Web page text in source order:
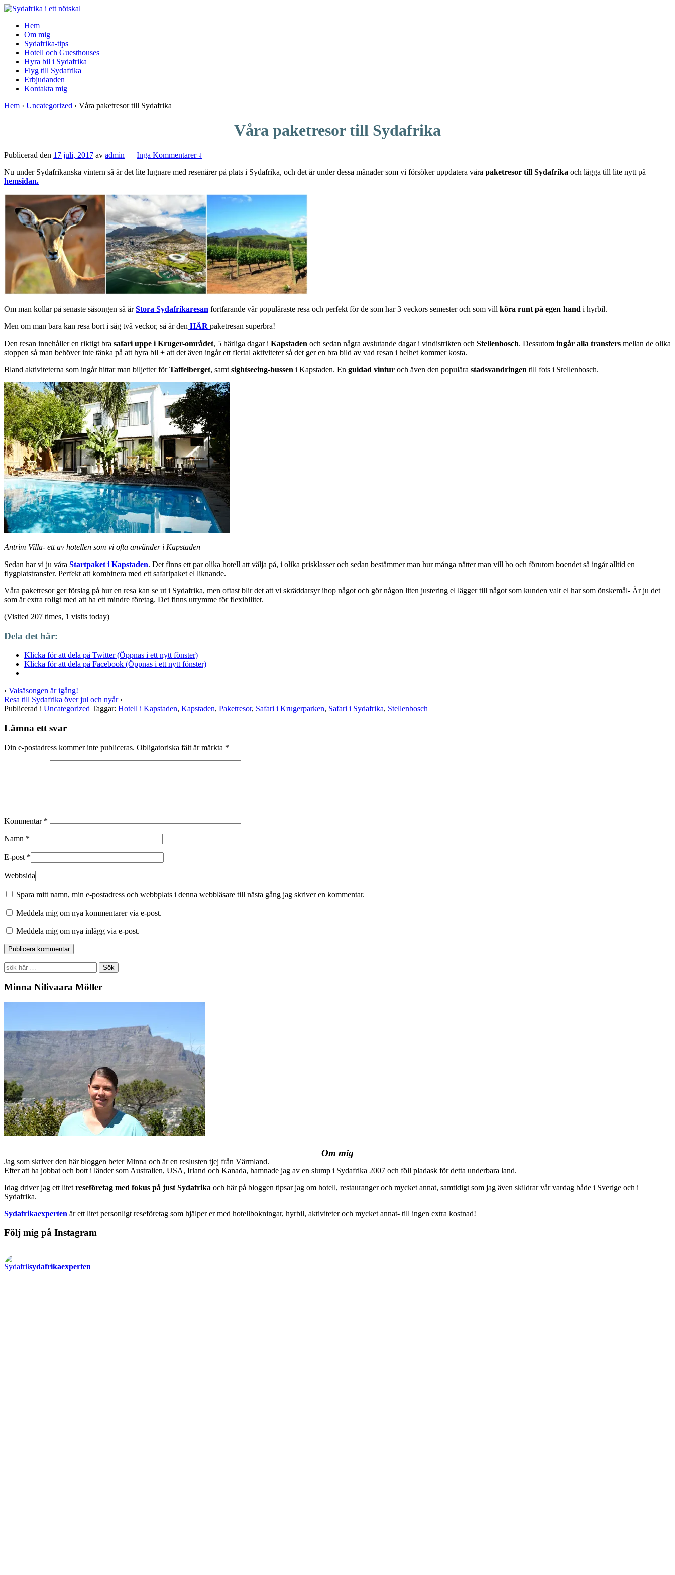
↓
Main
Content
Hem
Om mig
Sydafrika-tips
Hotell och Guesthouses
Hyra bil i Sydafrika
Flyg till Sydafrika
Erbjudanden
Kontakta mig
Hem › Uncategorized › Våra paketresor till Sydafrika
Våra paketresor till Sydafrika
Publicerad den 17 juli, 2017 av admin — Inga Kommentarer ↓
Nu under Sydafrikanska vintern så är det lite lugnare med resenärer på plats i Sydafrika, och det är under dessa månader som vi försöker uppdatera våra paketresor till Sydafrika och lägga till lite nytt på
hemsidan.
Om man kollar på senaste säsongen så ärStora Sydafrikaresan fortfarande vår populäraste resa och perfekt för de som har 3 veckors semester och som vill köra runt på egen hand i hyrbil.
Men om man bara kan resa bort i säg två veckor, så är den HÄR paketresan superbra!
Den resan innehåller en riktigt bra safari uppe i Kruger-området, 5 härliga dagar i Kapstaden och sedan några avslutande dagar i vindistrikten och Stellenbosch. Dessutom ingår alla transfers mellan de olika
stoppen så man behöver inte tänka på att hyra bil + att det även ingår ett flertal aktiviteter så det ger en bra bild av vad resan i helhet kommer kosta.
Bland aktiviteterna som ingår hittar man biljetter förTaffelberget, samt sightseeing-bussen i Kapstaden. En guidad vintur och även den populära stadsvandringen till fots i Stellenbosch.
Antrim Villa- ett av hotellen som vi ofta använder i Kapstaden
Sedan har vi ju våra Startpaket i Kapstaden. Det finns ett par olika hotell att välja på, i olika prisklasser och sedan bestämmer man hur många nätter man vill bo och förutom boendet så ingår alltid en
flygplatstransfer. Perfekt att kombinera med ett safaripaket el liknande.
Våra paketresor ger förslag på hur en resa kan se ut i Sydafrika, men oftast blir det att vi skräddarsyr ihop något och gör någon liten justering el lägger till något som kunden valt el har som önskemål- Är ju det
som är extra roligt med att ha ett mindre företag. Det finns utrymme för flexibilitet.
(Visited 207 times, 1 visits today)
Dela det här:
Klicka för att dela på Twitter (Öppnas i ett nytt fönster)
Klicka för att dela på Facebook (Öppnas i ett nytt fönster)
‹ Valsäsongen är igång!
Resa till Sydafrika över jul och nyår›
Publicerad i Uncategorized Taggar: Hotell i Kapstaden, Kapstaden, Paketresor, Safari i Krugerparken, Safari i Sydafrika, Stellenbosch
Lämna ett svar
Din e-postadress kommer inte publiceras. Obligatoriska fält är märkta *
Kommentar *
Namn *
E-post *
Webbsida
Spara mitt namn, min e-postadress och webbplats i denna webbläsare till nästa gång jag skriver en kommentar.
Meddela mig om nya kommentarer via e-post.
Meddela mig om nya inlägg via e-post.
Search
for:
Minna Nilivaara Möller
Om mig
Jag som skriver den här bloggen heter Minna och är en reslusten tjej från Värmland.
Efter att ha jobbat och bott i länder som Australien, USA, Irland och Kanada, hamnade jag av en slump i Sydafrika 2007 och föll pladask för detta underbara land.
Idag driver jag ett litet reseföretag med fokus på just Sydafrika och här på bloggen tipsar jag om hotell, restauranger och mycket annat, samtidigt som jag även skildrar vår vardag både i Sverige och i
Sydafrika.
Sydafrikaexperten är ett litet personligt reseföretag som hjälper er med hotellbokningar, hyrbil, aktiviteter och mycket annat- till ingen extra kostnad!
Följ mig på Instagram
sydafrikaexperten